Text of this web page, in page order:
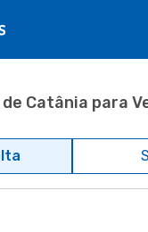
Catânia para